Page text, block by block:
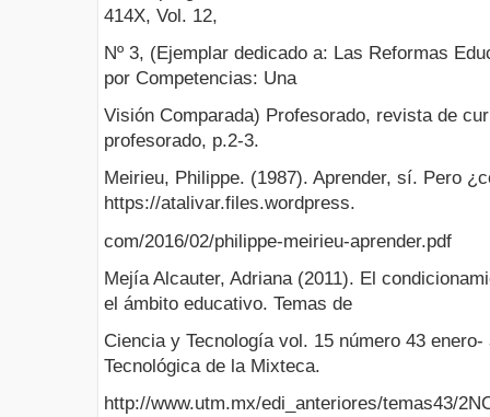
414X, Vol. 12,
Nº 3, (Ejemplar dedicado a: Las Reformas
por Competencias: Una
Visión Comparada) Profesorado, revista de
profesorado, p.2-3.
Meirieu, Philippe. (1987). Aprender, sí. Pero
https://atalivar.files.wordpress.
com/2016/02/philippe-meirieu-aprender.pdf
Mejía Alcauter, Adriana (2011). El
el ámbito educativo. Temas de
Ciencia y Tecnología vol. 15 número 43
Tecnológica de la Mixteca.
http://www.utm.mx/edi_anteriores/temas43/